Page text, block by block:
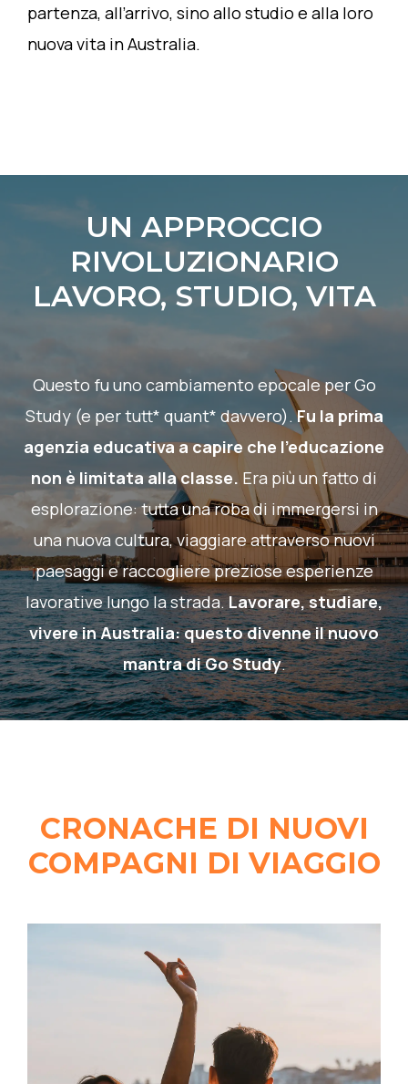
partenza, all’arrivo, sino allo studio e alla loro
nuova vita in Australia.
UN APPROCCIO
RIVOLUZIONARIO
LAVORO, STUDIO, VITA
Questo fu uno cambiamento epocale per Go
Study (e per tutt* quant* davvero).Fu la prima
agenzia educativa a capire che l’educazione
non è limitata alla classe. Era più un fatto di
esplorazione: tutta una roba di immergersi in
una nuova cultura, viaggiare attraverso nuovi
paesaggi e raccogliere preziose esperienze
lavorative lungo la strada.Lavorare, studiare,
vivere in Australia: questo divenne il nuovo
mantra di Go Study.
CRONACHE DI NUOVI
COMPAGNI DI VIAGGIO